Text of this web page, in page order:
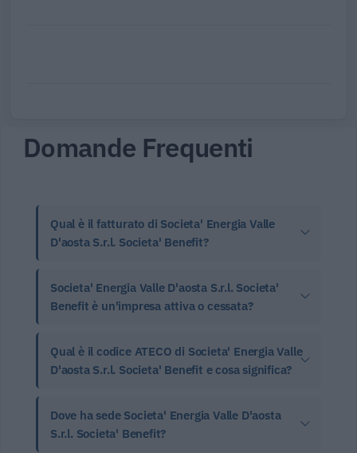
Domande Frequenti
Qual è il fatturato di Societa' Energia Valle
D'aosta S.r.l. Societa' Benefit?
Societa' Energia Valle D'aosta S.r.l. Societa'
Benefit è un'impresa attiva o cessata?
Qual è il codice ATECO di Societa' Energia Valle
D'aosta S.r.l. Societa' Benefit e cosa significa?
Dove ha sede Societa' Energia Valle D'aosta
S.r.l. Societa' Benefit?